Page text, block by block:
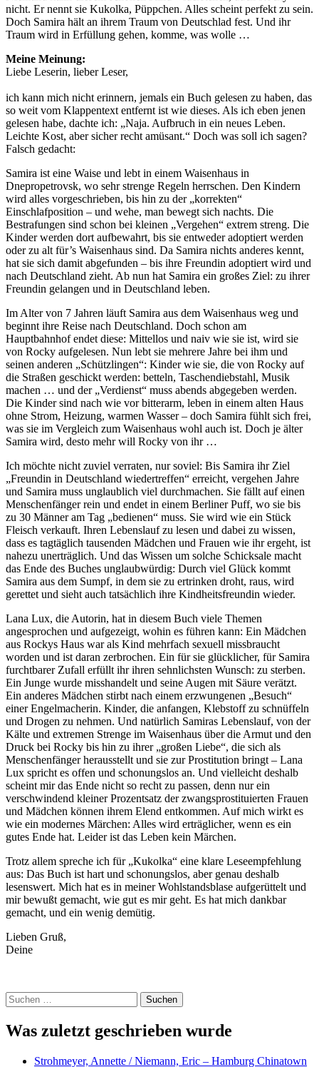
nicht. Er nennt sie Kukolka, Püppchen. Alles scheint perfekt zu sein.
Doch Samira hält an ihrem Traum von Deutschlad fest. Und ihr
Traum wird in Erfüllung gehen, komme, was wolle …
Meine Meinung:
Liebe Leserin, lieber Leser,
ich kann mich nicht erinnern, jemals ein Buch gelesen zu haben, das
so weit vom Klappentext entfernt ist wie dieses. Als ich eben jenen
gelesen habe, dachte ich: „Naja. Aufbruch in ein neues Leben.
Leichte Kost, aber sicher recht amüsant.“ Doch was soll ich sagen?
Falsch gedacht:
Samira ist eine Waise und lebt in einem Waisenhaus in
Dnepropetrovsk, wo sehr strenge Regeln herrschen. Den Kindern
wird alles vorgeschrieben, bis hin zu der „korrekten“
Einschlafposition – und wehe, man bewegt sich nachts. Die
Bestrafungen sind schon bei kleinen „Vergehen“ extrem streng. Die
Kinder werden dort aufbewahrt, bis sie entweder adoptiert werden
oder zu alt für’s Waisenhaus sind. Da Samira nichts anderes kennt,
hat sie sich damit abgefunden – bis ihre Freundin adoptiert wird und
nach Deutschland zieht. Ab nun hat Samira ein großes Ziel: zu ihrer
Freundin gelangen und in Deutschland leben.
Im Alter von 7 Jahren läuft Samira aus dem Waisenhaus weg und
beginnt ihre Reise nach Deutschland. Doch schon am
Hauptbahnhof endet diese: Mittellos und naiv wie sie ist, wird sie
von Rocky aufgelesen. Nun lebt sie mehrere Jahre bei ihm und
seinen anderen „Schützlingen“: Kinder wie sie, die von Rocky auf
die Straßen geschickt werden: betteln, Taschendiebstahl, Musik
machen … und der „Verdienst“ muss abends abgegeben werden.
Die Kinder sind nach wie vor bitterarm, leben in einem alten Haus
ohne Strom, Heizung, warmen Wasser – doch Samira fühlt sich frei,
was sie im Vergleich zum Waisenhaus wohl auch ist. Doch je älter
Samira wird, desto mehr will Rocky von ihr …
Ich möchte nicht zuviel verraten, nur soviel: Bis Samira ihr Ziel
„Freundin in Deutschland wiedertreffen“ erreicht, vergehen Jahre
und Samira muss unglaublich viel durchmachen. Sie fällt auf einen
Menschenfänger rein und endet in einem Berliner Puff, wo sie bis
zu 30 Männer am Tag „bedienen“ muss. Sie wird wie ein Stück
Fleisch verkauft. Ihren Lebenslauf zu lesen und dabei zu wissen,
dass es tagtäglich tausenden Mädchen und Frauen wie ihr ergeht, ist
nahezu unerträglich. Und das Wissen um solche Schicksale macht
das Ende des Buches unglaubwürdig: Durch viel Glück kommt
Samira aus dem Sumpf, in dem sie zu ertrinken droht, raus, wird
gerettet und sieht auch tatsächlich ihre Kindheitsfreundin wieder.
Lana Lux, die Autorin, hat in diesem Buch viele Themen
angesprochen und aufgezeigt, wohin es führen kann: Ein Mädchen
aus Rockys Haus war als Kind mehrfach sexuell missbraucht
worden und ist daran zerbrochen. Ein für sie glücklicher, für Samira
furchtbarer Zufall erfüllt ihr ihren sehnlichsten Wunsch: zu sterben.
Ein Junge wurde misshandelt und seine Augen mit Säure verätzt.
Ein anderes Mädchen stirbt nach einem erzwungenen „Besuch“
einer Engelmacherin. Kinder, die anfangen, Klebstoff zu schnüffeln
und Drogen zu nehmen. Und natürlich Samiras Lebenslauf, von der
Kälte und extremen Strenge im Waisenhaus über die Armut und den
Druck bei Rocky bis hin zu ihrer „großen Liebe“, die sich als
Menschenfänger herausstellt und sie zur Prostitution bringt – Lana
Lux spricht es offen und schonungslos an. Und vielleicht deshalb
scheint mir das Ende nicht so recht zu passen, denn nur ein
verschwindend kleiner Prozentsatz der zwangsprostituierten Frauen
und Mädchen können ihrem Elend entkommen. Auf mich wirkt es
wie ein modernes Märchen: Alles wird erträglicher, wenn es ein
gutes Ende hat. Leider ist das Leben kein Märchen.
Trotz allem spreche ich für „Kukolka“ eine klare Leseempfehlung
aus: Das Buch ist hart und schonungslos, aber genau deshalb
lesenswert. Mich hat es in meiner Wohlstandsblase aufgerüttelt und
mir bewußt gemacht, wie gut es mir geht. Es hat mich dankbar
gemacht, und ein wenig demütig.
Lieben Gruß,
Deine
Suchen
nach:
Was zuletzt geschrieben wurde
Strohmeyer, Annette / Niemann, Eric – Hamburg Chinatown